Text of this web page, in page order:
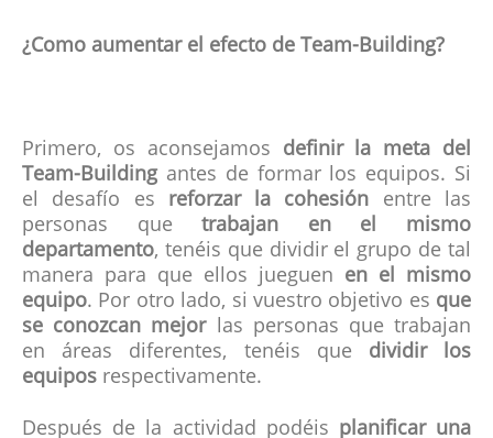
¿Como aumentar el efecto de Team-Building?
Primero, os aconsejamos definir la meta del
Team-Building antes de formar los equipos. Si
el desafío es reforzar la cohesión entre las
personas quetrabajan en el mismo
departamento, tenéis que dividir el grupo de tal
manera para que ellos jueguen en el mismo
equipo. Por otro lado, si vuestro objetivo es que
se conozcan mejorlas personas que trabajan
en áreas diferentes, tenéis que dividir los
equipos respectivamente.
Después de la actividad podéis planificar una